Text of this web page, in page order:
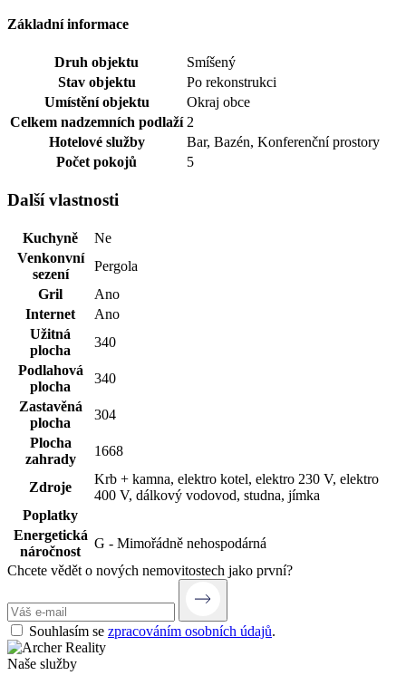
Základní informace
Druh objektu
Smíšený
Stav objektu
Po rekonstrukci
Umístění objektu
Okraj obce
Celkem nadzemních podlaží 2
Hotelové služby
Bar, Bazén, Konferenční prostory
Počet pokojů
5
Další vlastnosti
Kuchyně
Ne
Venkonvní
sezení
Pergola
Gril
Ano
Internet
Ano
Užitná
plocha
340
Podlahová
plocha
340
Zastavěná
plocha
304
Plocha
zahrady
1668
Zdroje
Krb + kamna, elektro kotel, elektro 230 V, elektro
400 V, dálkový vodovod, studna, jímka
Poplatky
Energetická
náročnost
G - Mimořádně nehospodárná
Chcete vědět o nových nemovitostech jako první?
Souhlasím se zpracováním osobních údajů.
Naše služby